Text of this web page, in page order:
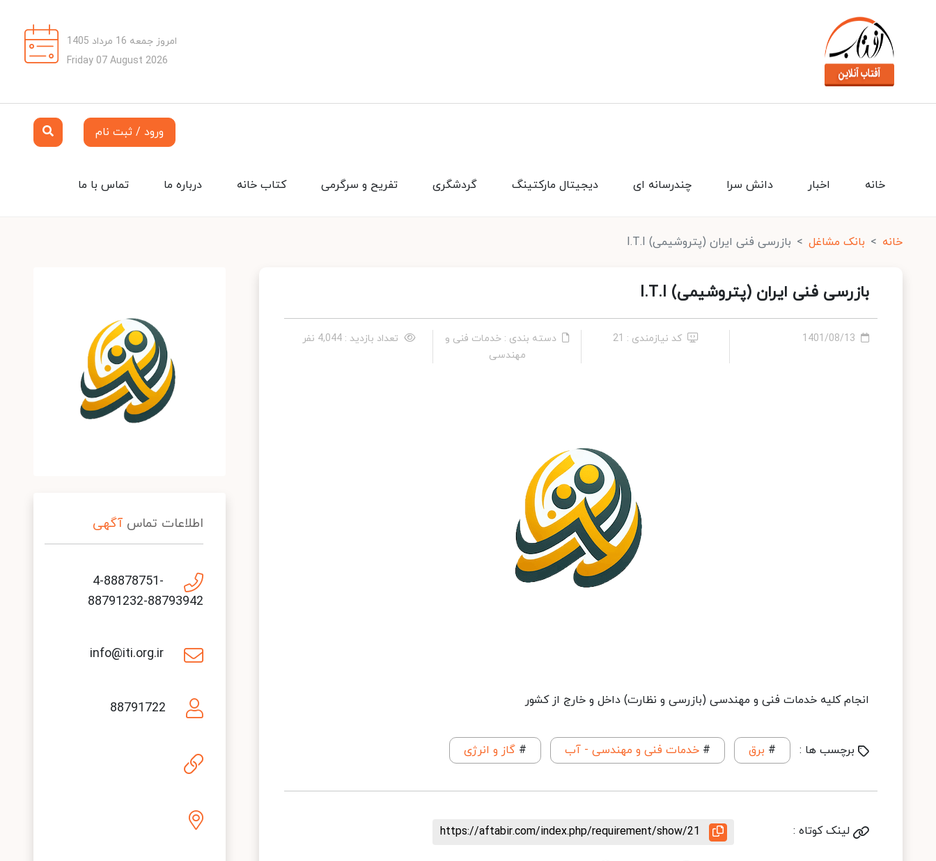
امروز جمعه 16 مرداد 1405
Friday 07 August 2026
ورود / ثبت نام
تماس با ما درباره ما کتاب خانه تفریح و سرگرمی گردشگری دیجیتال مارکتینگ چندرسانه ای دانش سرا اخبار خانه
خانه بانک مشاغل بازرسی فنی ایران (پتروشیمی) I.T.I
بازرسی فنی ایران (پتروشیمی) I.T.I
1401/08/13 کد نیازمندی : 21
دسته بندی : خدمات فنی و
مهندسی
تعداد بازدید : 4,044 نفر
انجام کلیه خدمات فنی و مهندسی (بازرسی و نظارت) داخل و خارج از کشور
برچسب ها : # برق # خدمات فنی و مهندسی - آب # گاز و انرژی
لینک کوتاه : https://aftabir.com/index.php/requirement/show/21
اطلاعات تماس آگهی
4-88878751-
88791232-88793942
info@iti.org.ir
88791722